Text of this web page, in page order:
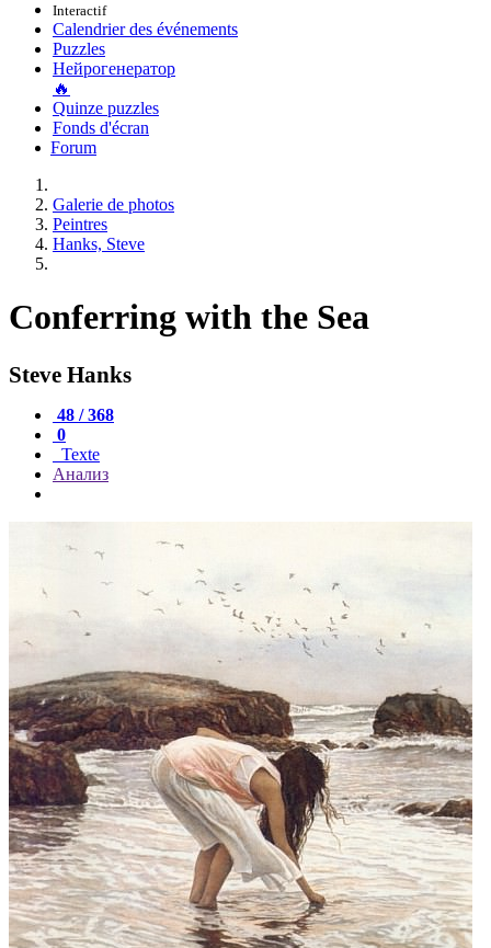
Interactif
Calendrier des événements
Puzzles
Нейрогенератор
🔥
Quinze puzzles
Fonds d'écran
Forum
Galerie de photos
Peintres
Hanks, Steve
Conferring with the Sea
Steve Hanks
48 / 368
0
Texte
Анализ